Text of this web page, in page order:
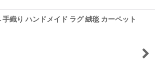
織り ハンドメイド ラグ 絨毯 カーペット